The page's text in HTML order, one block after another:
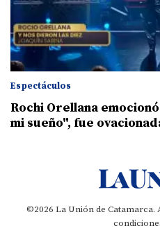
Espectáculos
Rochi Orellana
mi sueño", fue
©2026 La Unión de Catamarca.